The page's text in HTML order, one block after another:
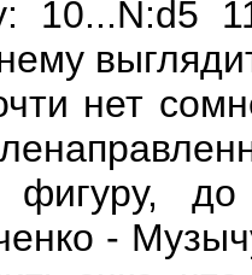
10...N:d5
нет
фигуру,
-